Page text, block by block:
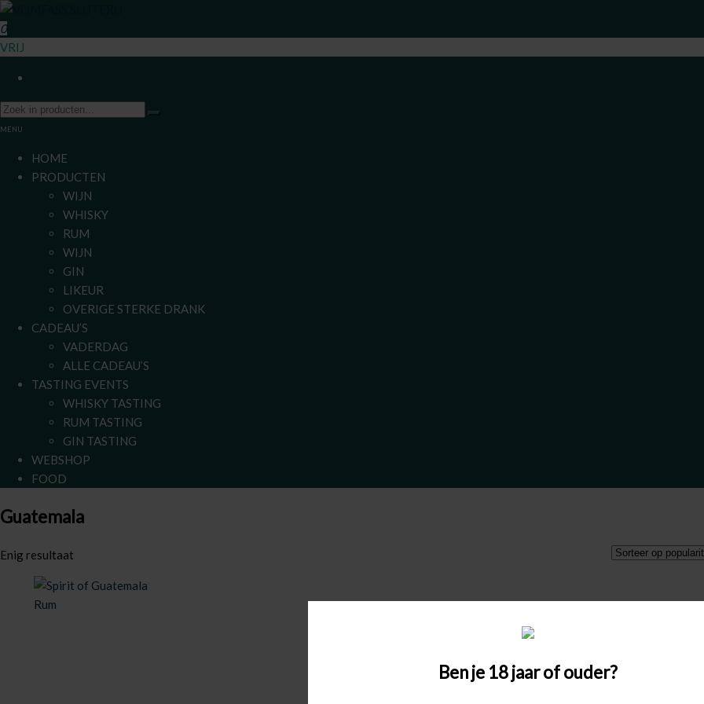
Ben je 18 jaar of ouder?
Ga
naar
de
VomFASS Slijterij
Van het vat getapt
0
VRIJ
MENU
HOME
PRODUCTEN
WIJN
WHISKY
RUM
WIJN
GIN
LIKEUR
OVERIGE STERKE DRANK
CADEAU’S
VADERDAG
ALLE CADEAU’S
TASTING EVENTS
WHISKY TASTING
RUM TASTING
GIN TASTING
WEBSHOP
FOOD
Guatemala
Enig resultaat